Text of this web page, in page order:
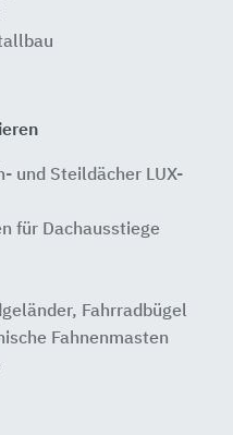
und Steildächer LUX-
für Dachausstiege
Fahrradbügel
Fahnenmasten